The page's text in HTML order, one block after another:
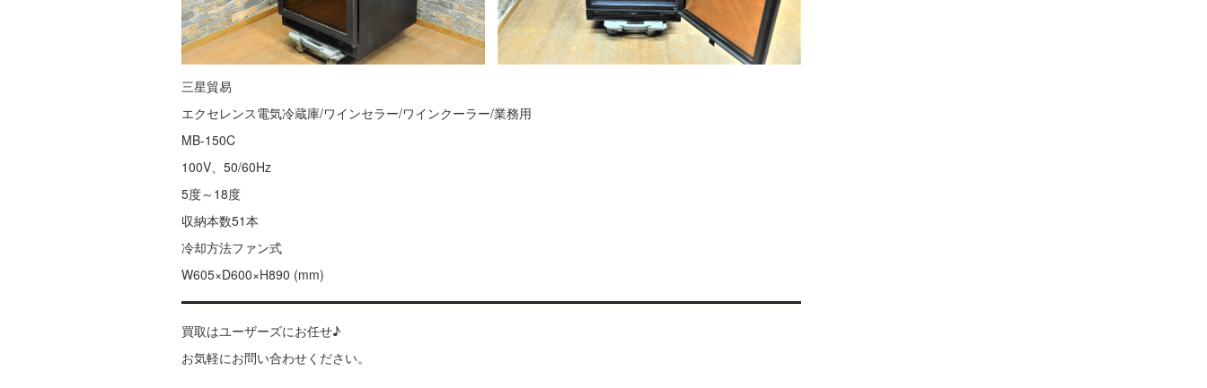
三星貿易
エクセレンス電気冷蔵庫/ワインセラー/ワインクーラー/業務用
MB-150C
100V、50/60Hz
5度～18度
収納本数51本
冷却方法ファン式
W605×D600×H890 (mm)
買取はユーザーズにお任せ♪
お気軽にお問い合わせください。